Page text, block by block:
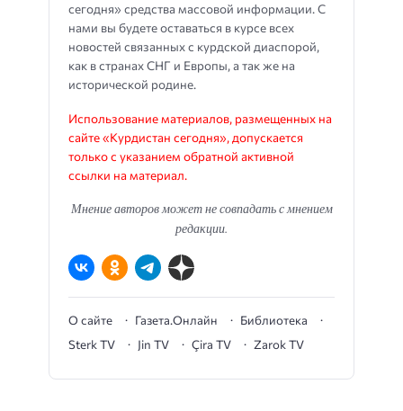
сегодня» средства массовой информации. С
нами вы будете оставаться в курсе всех
новостей связанных с курдской диаспорой,
как в странах СНГ и Европы, а так же на
исторической родине.
Использование материалов, размещенных на
сайте «Курдистан сегодня», допускается
только с указанием обратной активной
ссылки на материал.
Мнение авторов может не совпадать с мнением
редакции.
О сайте Газета.Онлайн
Библиотека
Sterk TV
Jin TV Çira TV Zarok TV